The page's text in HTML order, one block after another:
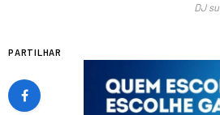
DJ
PARTILHAR